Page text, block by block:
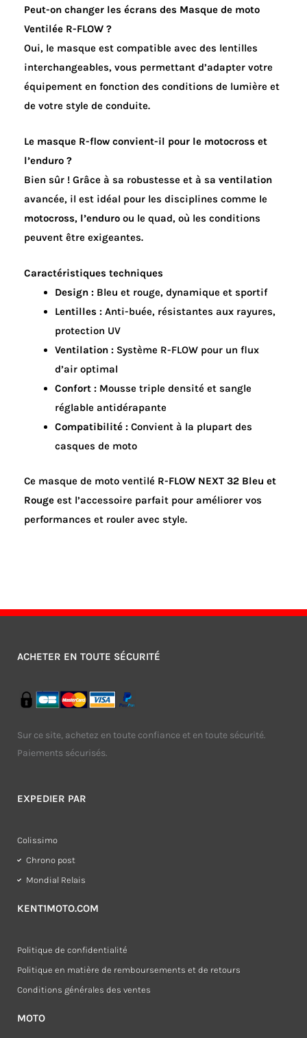
Peut-on changer les écrans des Masque de moto
Ventilée R-FLOW ?
Oui, le masque est compatible avec des lentilles
interchangeables, vous permettant d’adapter votre
équipement en fonction des conditions de lumière et
de votre style de conduite.
Le masque R-flow convient-il pour le motocross et
l’enduro ?
Bien sûr ! Grâce à sa robustesse et à sa ventilation
avancée, il est idéal pour les disciplines comme le
motocross, l’enduro ou le quad, où les conditions
peuvent être exigeantes.
Caractéristiques techniques
Design : Bleu et rouge, dynamique et sportif
Lentilles : Anti-buée, résistantes aux rayures,
protection UV
Ventilation : Système R-FLOW pour un flux
d’air optimal
Confort : Mousse triple densité et sangle
réglable antidérapante
Compatibilité : Convient à la plupart des
casques de moto
Ce masque de moto ventilé R-FLOW NEXT 32 Bleu et
Rouge est l’accessoire parfait pour améliorer vos
performances et rouler avec style.
MOTO
KENT1MOTO.COM
Politique de confidentialité
Politique en matière de remboursements et de retours
Conditions générales des ventes
EXPEDIER PAR
Colissimo
Chrono post
Mondial Relais
ACHETER EN TOUTE SÉCURITÉ
Sur ce site, achetez en toute confiance et en toute sécurité.
Paiements sécurisés.